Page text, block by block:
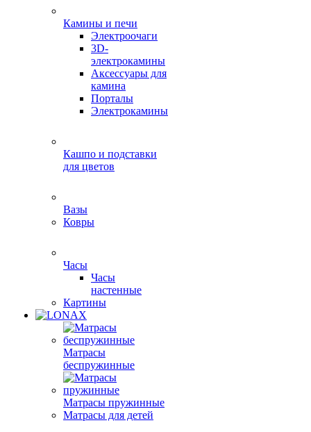
Камины и печи
Электроочаги
3D-
электрокамины
Аксессуары для
камина
Порталы
Электрокамины
Кашпо и подставки
для цветов
Вазы
Ковры
Часы
Часы
настенные
Картины
Матрасы
беспружинные
Матрасы пружинные
Матрасы для детей